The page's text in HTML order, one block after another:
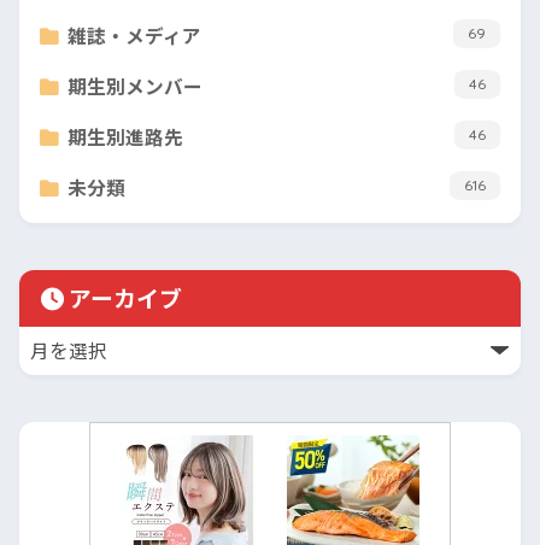
雑誌・メディア 69
期生別メンバー 46
期生別進路先 46
未分類 616
アーカイブ